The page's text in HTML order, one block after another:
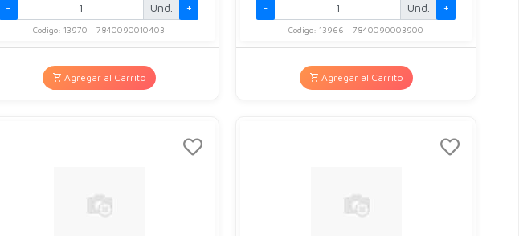
-
Und. +
Codigo: 13970 - 7840090010403
Agregar al Carrito
-
Und. +
Codigo: 13966 - 7840090003900
Agregar al Carrito